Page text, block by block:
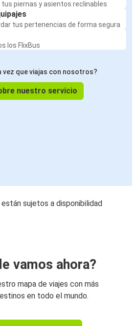
tus piernas y asientos reclinables
tus pertenencias de forma segura
los FlixBus
vez que viajas con nosotros?
nuestro servicio
sujetos a disponibilidad
vamos ahora?
mapa de viajes con más
en todo el mundo.